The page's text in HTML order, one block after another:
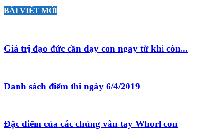
BÀI VIẾT MỚI
Giá trị đạo đức cần dạy con ngay từ khi còn...
Danh sách điểm thi ngày 6/4/2019
Đặc điểm của các chủng vân tay Whorl con